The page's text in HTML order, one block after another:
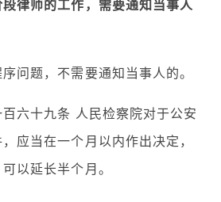
律师的工作，需要通知当事人
问题，不需要通知当事人的。
百六十九条 人民检察院对于公安
应当在一个月以内作出决定，
以延长半个月。